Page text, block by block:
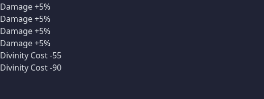
Damage +5%
Damage +5%
Damage +5%
Damage +5%
Divinity Cost -55
Divinity Cost -90